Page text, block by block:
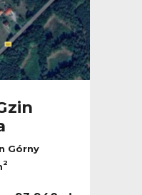
Górny
2